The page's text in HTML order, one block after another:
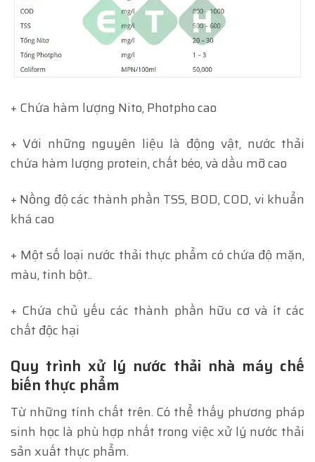
+ Chứa hàm lượng Nito, Photpho cao
+ Với những nguyên liệu là động vật, nước thải
chứa hàm lượng protein, chất béo, và dầu mỡ cao
+ Nồng độ các thành phần TSS, BOD, COD, vi khuẩn
khá cao
+ Một số loại nước thải thực phẩm có chứa độ mặn,
màu, tinh bột..
+ Chứa chủ yếu các thành phần hữu cơ và ít các
chất độc hại
Quy trình xử lý nước thải nhà máy chế
biến thực phẩm
Từ những tính chất trên. Có thể thấy phương pháp
sinh học là phù hợp nhất trong việc xử lý nước thải
sản xuất thực phẩm.